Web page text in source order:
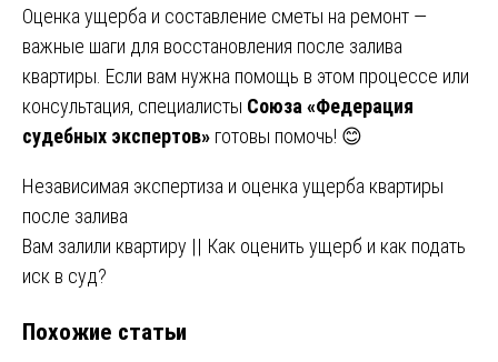
Оценка ущерба и составление сметы на ремонт —
важные шаги для восстановления после залива
квартиры. Если вам нужна помощь в этом процессе или
консультация, специалисты Союза «Федерация
судебных экспертов» готовы помочь! 😊
Навигация
по
записям
Независимая экспертиза и оценка ущерба квартиры
после залива
Вам залили квартиру || Как оценить ущерб и как подать
иск в суд?
Похожие статьи